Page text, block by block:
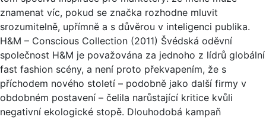
znamenat víc, pokud se značka rozhodne mluvit
srozumitelně, upřímně a s důvěrou v inteligenci publika.
H&M – Conscious Collection (2011) Švédská oděvní
společnost H&M je považována za jednoho z lídrů globální
fast fashion scény, a není proto překvapením, že s
příchodem nového století – podobně jako další firmy v
obdobném postavení – čelila narůstající kritice kvůli
negativní ekologické stopě. Dlouhodobá kampaň